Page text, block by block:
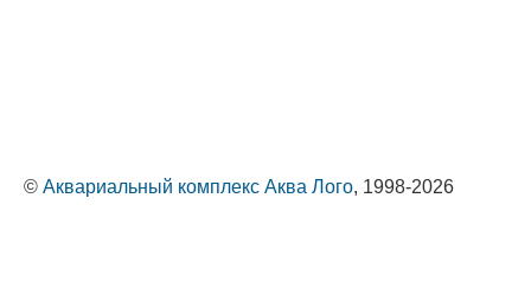
© Аквариальный комплекс Аква Лого, 1998-2026